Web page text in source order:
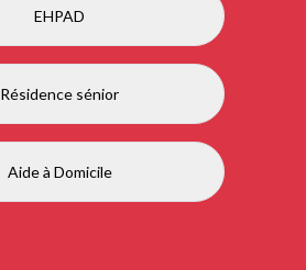
EHPAD
Résidence sénior
Aide à Domicile